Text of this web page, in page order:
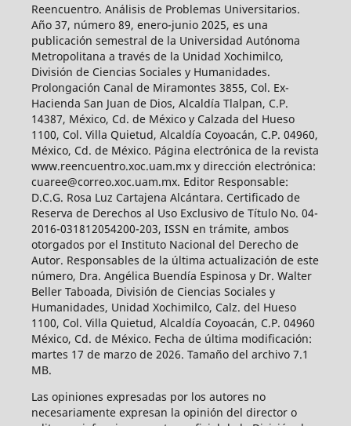
Reencuentro. Análisis de Problemas Universitarios.
Año 37, número 89, enero-junio 2025, es una
publicación semestral de la Universidad Autónoma
Metropolitana a través de la Unidad Xochimilco,
División de Ciencias Sociales y Humanidades.
Prolongación Canal de Miramontes 3855, Col. Ex-
Hacienda San Juan de Dios, Alcaldía Tlalpan, C.P.
14387, México, Cd. de México y Calzada del Hueso
1100, Col. Villa Quietud, Alcaldía Coyoacán, C.P. 04960,
México, Cd. de México. Página electrónica de la revista
www.reencuentro.xoc.uam.mx y dirección electrónica:
cuaree@correo.xoc.uam.mx. Editor Responsable:
D.C.G. Rosa Luz Cartajena Alcántara. Certificado de
Reserva de Derechos al Uso Exclusivo de Título No. 04-
2016-031812054200-203, ISSN en trámite, ambos
otorgados por el Instituto Nacional del Derecho de
Autor. Responsables de la última actualización de este
número, Dra. Angélica Buendía Espinosa y Dr. Walter
Beller Taboada, División de Ciencias Sociales y
Humanidades, Unidad Xochimilco, Calz. del Hueso
1100, Col. Villa Quietud, Alcaldía Coyoacán, C.P. 04960
México, Cd. de México. Fecha de última modificación:
martes 17 de marzo de 2026. Tamaño del archivo 7.1
MB.
Las opiniones expresadas por los autores no
necesariamente expresan la opinión del director o